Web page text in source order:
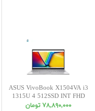
ASUS VivoBook X1504VA i3
1315U 4 512SSD INT FHD
٧٨,٨٩٠,٠٠٠ تومان